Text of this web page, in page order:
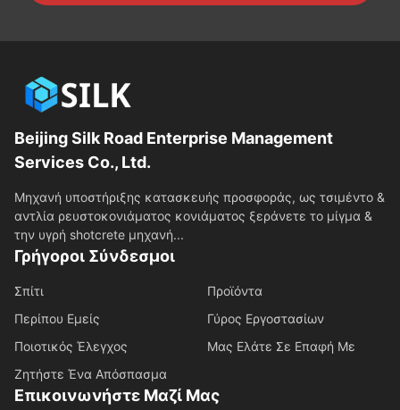
Beijing Silk Road Enterprise Management
Services Co., Ltd.
Μηχανή υποστήριξης κατασκευής προσφοράς, ως τσιμέντο &
αντλία ρευστοκονιάματος κονιάματος ξεράνετε το μίγμα &
την υγρή shotcrete μηχανή...
Γρήγοροι Σύνδεσμοι
Σπίτι
Προϊόντα
Περίπου Εμείς
Γύρος Εργοστασίων
Ποιοτικός Έλεγχος
Μας Ελάτε Σε Επαφή Με
Ζητήστε Ένα Απόσπασμα
Επικοινωνήστε Μαζί Μας